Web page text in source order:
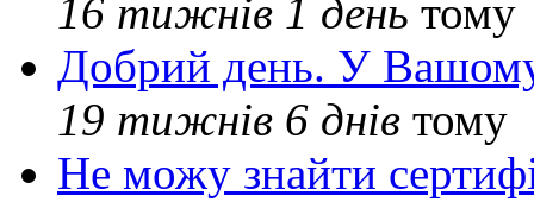
16 тижнів 1 день тому
Добрий день. У Вашому
19 тижнів 6 днів тому
Не можу знайти